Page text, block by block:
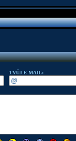
TVŮJ E-MAIL: